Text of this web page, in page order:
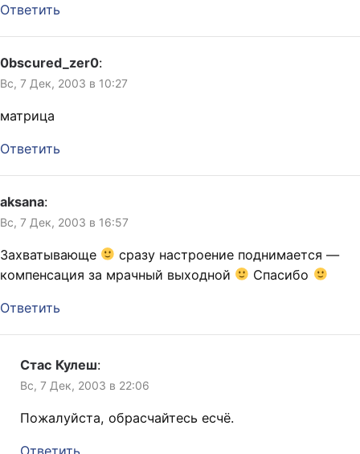
Ответить
0bscured_zer0:
Вс, 7 Дек, 2003 в 10:27
матрица
Ответить
aksana:
Вс, 7 Дек, 2003 в 16:57
Захватывающе
сразу настроение поднимается —
компенсация за мрачный выходной
Спасибо
Ответить
Стас Кулеш:
Вс, 7 Дек, 2003 в 22:06
Пожалуйста, обрасчайтесь есчё.
Ответить